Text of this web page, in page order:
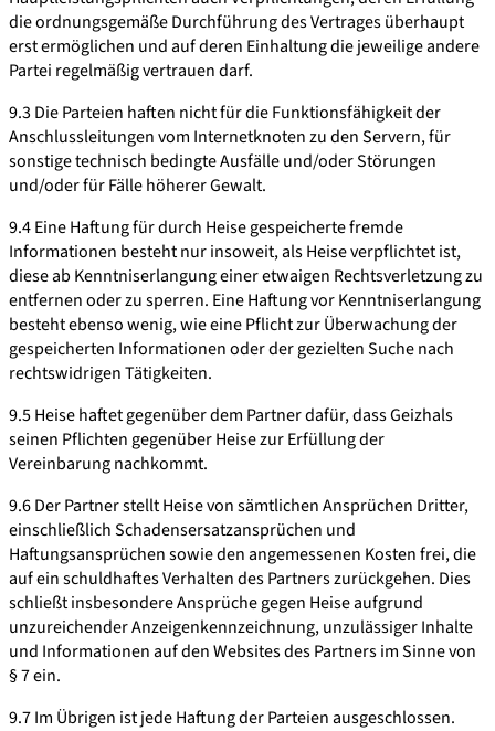
die ordnungsgemäße Durchführung des Vertrages überhaupt
erst ermöglichen und auf deren Einhaltung die jeweilige andere
Partei regelmäßig vertrauen darf.
9.3 Die Parteien haften nicht für die Funktionsfähigkeit der
Anschlussleitungen vom Internetknoten zu den Servern, für
sonstige technisch bedingte Ausfälle und/oder Störungen
und/oder für Fälle höherer Gewalt.
9.4 Eine Haftung für durch Heise gespeicherte fremde
Informationen besteht nur insoweit, als Heise verpflichtet ist,
diese ab Kenntniserlangung einer etwaigen Rechtsverletzung zu
entfernen oder zu sperren. Eine Haftung vor Kenntniserlangung
besteht ebenso wenig, wie eine Pflicht zur Überwachung der
gespeicherten Informationen oder der gezielten Suche nach
rechtswidrigen Tätigkeiten.
9.5 Heise haftet gegenüber dem Partner dafür, dass Geizhals
seinen Pflichten gegenüber Heise zur Erfüllung der
Vereinbarung nachkommt.
9.6 Der Partner stellt Heise von sämtlichen Ansprüchen Dritter,
einschließlich Schadensersatzansprüchen und
Haftungsansprüchen sowie den angemessenen Kosten frei, die
auf ein schuldhaftes Verhalten des Partners zurückgehen. Dies
schließt insbesondere Ansprüche gegen Heise aufgrund
unzureichender Anzeigenkennzeichnung, unzulässiger Inhalte
und Informationen auf den Websites des Partners im Sinne von
§ 7 ein.
9.7 Im Übrigen ist jede Haftung der Parteien ausgeschlossen.